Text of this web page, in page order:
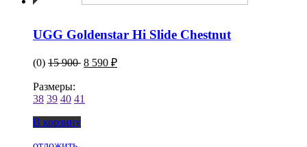
UGG Goldenstar Hi Slide Chestnut
(0) 15 900 8 590 ₽
Размеры:
38 39 40 41
В корзину